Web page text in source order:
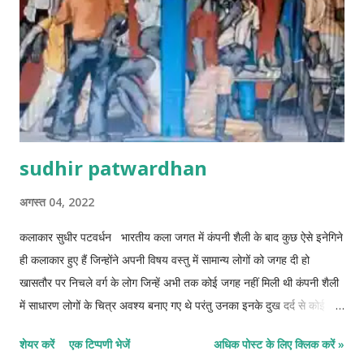
sudhir patwardhan
अगस्त 04, 2022
कलाकार सुधीर पटवर्धन भारतीय कला जगत में कंपनी शैली के बाद कुछ ऐसे इनेगिने
ही कलाकार हुए हैं जिन्होंने अपनी विषय वस्तु में सामान्य लोगों को जगह दी हो
खासतौर पर निचले वर्ग के लोग जिन्हें अभी तक कोई जगह नहीं मिली थी कंपनी शैली
में साधारण लोगों के चित्र अवश्य बनाए गए थे परंतु उनका इनके दुख दर्द से कोई
में जनसाधारण को जगह दी सु धीर पटवर्धन वामपंथी विचारधारा के आधुनिक कलाकार
शेयर करें एक टिप्पणी भेजें अधिक पोस्ट के लिए क्लिक करें »